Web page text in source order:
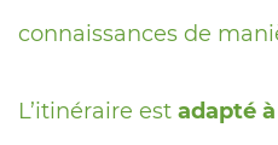
connaissances de
L’itinéraire est adapté